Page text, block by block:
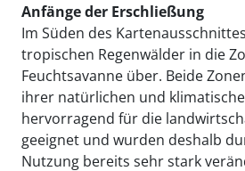
Anfänge der Erschließung
Im Süden des
tropischen Regenwälder in die
Feuchtsavanne über. Beide
ihrer natürlichen und
hervorragend für die
geeignet und wurden deshalb
Nutzung bereits sehr stark